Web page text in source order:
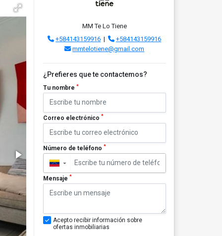
MM Te Lo Tiene
+584143159916 |
+584143159916
mmtelotiene@gmail.com
¿Prefieres que te contactemos?
Tu nombre *
Correo electrónico *
Número de teléfono *
▼
Mensaje *
Acepto recibir información sobre
ofertas inmobiliarias